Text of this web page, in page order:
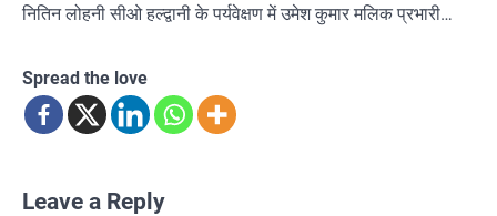
नितिन लोहनी सीओ हल्द्वानी के पर्यवेक्षण में उमेश कुमार मलिक प्रभारी…
Spread the love
Leave a Reply